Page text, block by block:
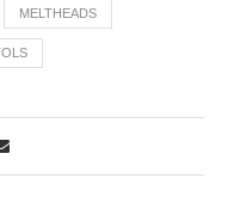
MELTHEADS